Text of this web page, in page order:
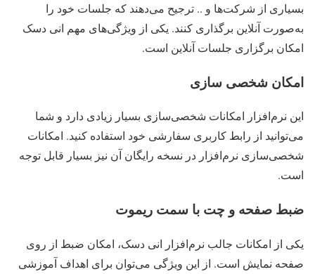
بسیاری از شرکت‌ها و .. ترجیح می‌دهند که جلسات خود را
به‌صورت آنلاین برگذاری کنند. یکی از ویژگی‌های مهم انی دسک
امکان برگزاری جلسات آنلاین است.
امکان شخصی سازی
این نرم‌افزار امکانات شخصی‌سازی بسیار زیادی دارد و شما
می‌توانید از رابط کاربری سفارشی خود استفاده کنید. امکانات
شخصی‌سازی نرم‌افزار در نسخه رایگان آن نیز بسیار قابل توجه
است.
ضبط صفحه و چت با سمت ریموت
یکی از امکانات جالب نرم‌افزار انی دسک، امکان ضبط از روی
صفحه نمایش است. از این ویژگی می‌توان برای اهداف آموزشی